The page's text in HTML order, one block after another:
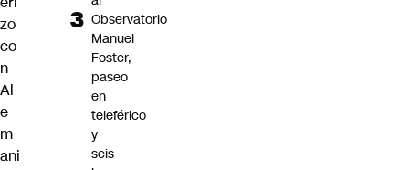
zo
co
n
Al
e
m
ani
Observatorio
Manuel
Foster,
paseo
en
teleférico
y
seis